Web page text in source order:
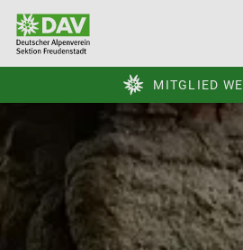
MITGLIED